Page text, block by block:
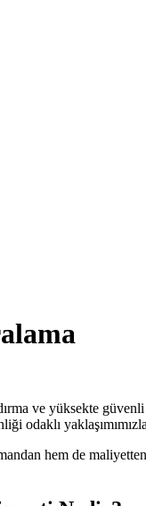
ve yüksekte
odaklı
hem de